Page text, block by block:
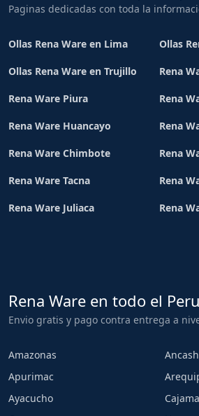
Paginas dedicadas con toda la
Ollas Rena Ware en Lima Ollas
Ollas Rena Ware en Trujillo Rena
Rena Ware Piura Rena
Rena Ware Huancayo Rena
Rena Ware Chimbote Rena
Rena Ware Tacna Rena
Rena Ware Juliaca Rena
Rena Ware en todo el Peru
Envio gratis y pago contra entrega a
Amazonas
Ancash
Apurimac
Ayacucho